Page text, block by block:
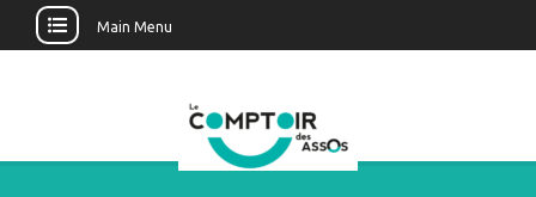
Main Menu